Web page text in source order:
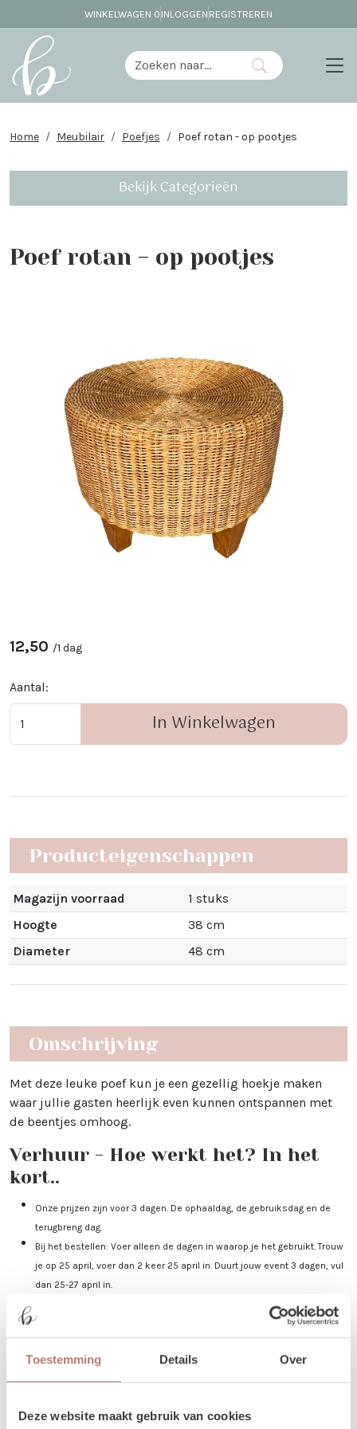
Toestemming Details Over
Deze website maakt gebruik van cookies
WINKELWAGEN 0 INLOGGEN REGISTREREN
Home Meubilair Poefjes Poef rotan - op pootjes
Bekijk Categorieën
Poef rotan - op pootjes
12,50 /1 dag
Aantal:
In Winkelwagen
Producteigenschappen
Magazijn voorraad
1 stuks
Hoogte
38 cm
Diameter
48 cm
Omschrijving
Met deze leuke poef kun je een gezellig hoekje maken
waar jullie gasten heerlijk even kunnen ontspannen met
de beentjes omhoog.
Verhuur - Hoe werkt het? In het
kort..
Onze prijzen zijn voor 3 dagen. De ophaaldag, de gebruiksdag en de
terugbreng dag.
Bij het bestellen: Voer alleen de dagen in waarop je het gebruikt. Trouw
je op 25 april, voer dan 2 keer 25 april in. Duurt jouw event 3 dagen, vul
dan 25-27 april in.
Je kunt de items laten bezorgen of zelf in Utrecht komen ophalen.
De dag voor je event kun je de items ophalen of laten bezorgen. De dag
jouw bezorgdag/terugbreng dag in het weekend? Dan plannen we
daarom heen. Bijvoorbeeld: Jullie trouwen op zaterdag. De items
verhuurchauffeurs rijden niet op zaterdag of zondag en we zijn dan ook